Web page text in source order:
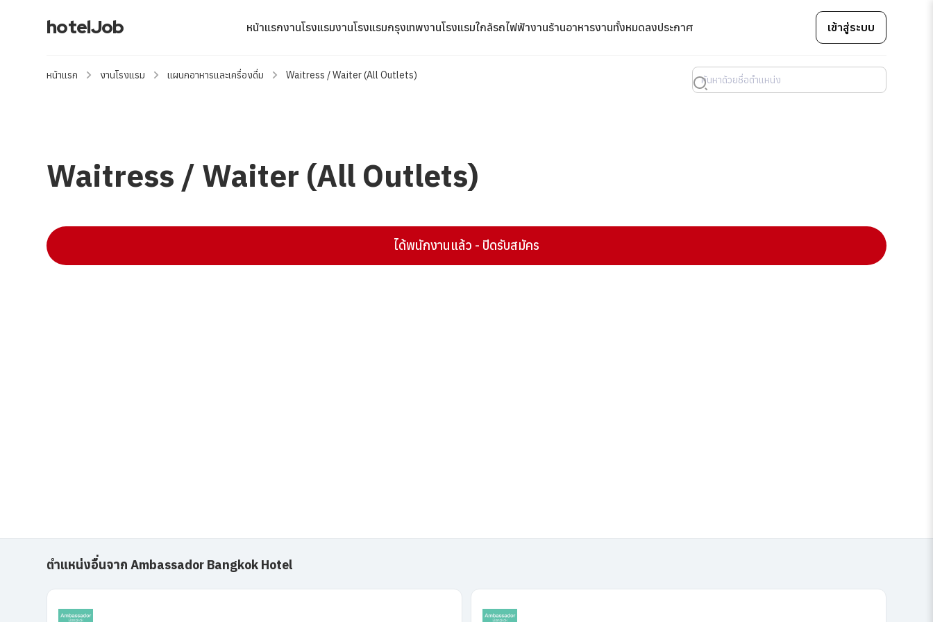
hotelJob หน้าแรกงานโรงแรมงานโรงแรมกรุงเทพงานโรงแรมใกล้รถไฟฟ้างานร้านอาหารงานทั้งหมดลงประกาศ เข้าสู่ระบบ
หน้าแรก งานโรงแรม แผนกอาหารและเครื่องดื่ม Waitress / Waiter (All Outlets)
Waitress / Waiter (All Outlets)
ได้พนักงานแล้ว - ปิดรับสมัคร
ตำแหน่งอื่นจาก Ambassador Bangkok Hotel